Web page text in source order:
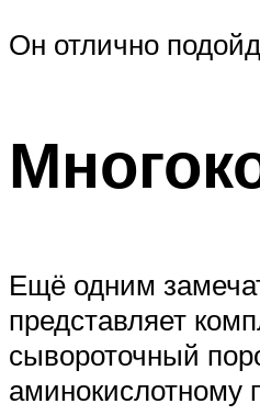
Он отлично
Ещё одним
представляет
сывороточный
аминокислотному